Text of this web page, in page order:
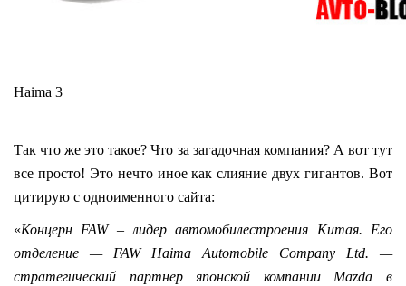
Haima 3
Так что же это такое? Что за загадочная компания? А вот тут
все просто! Это нечто иное как слияние двух гигантов. Вот
цитирую с одноименного сайта:
«Концерн FAW – лидер автомобилестроения Китая. Его
отделение — FAW Haima Automobile Company Ltd. —
стратегический партнер японской компании Mazda в